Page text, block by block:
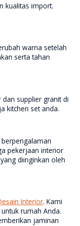
kualitas import.
warna setelah
serta tahan
supplier granit di
kitchen set anda.
pekerjaan interior
diinginkan oleh
Interior. Kami
rumah Anda.
jaminan